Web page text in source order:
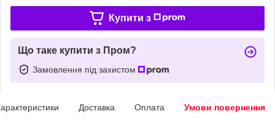
Купити з
Що таке купити з Пром?
Замовлення під захистом
Доставка Оплата Умови повернення